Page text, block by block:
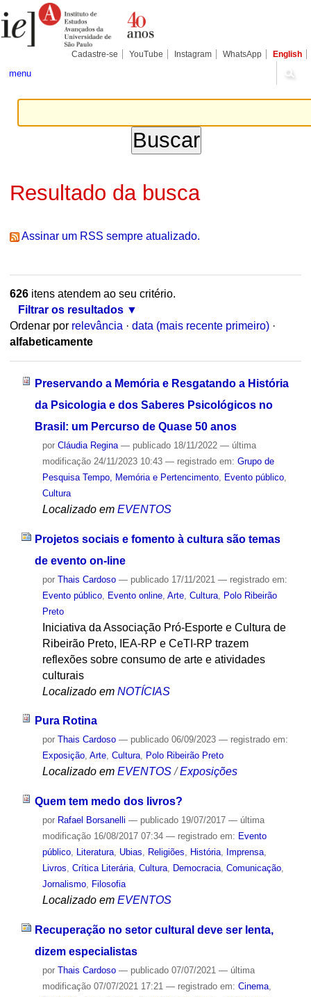
para
conteúdo.
Pessoais
Cadastre-se YouTube Instagram WhatsApp English
menu
Resultado da busca
Assinar um RSS sempre atualizado.
626itens atendem ao seu critério.
Filtrar os resultados
Ordenar por relevância · data (mais recente primeiro) ·
alfabeticamente
Preservando a Memória e Resgatando a História
da Psicologia e dos Saberes Psicológicos no
Brasil: um Percurso de Quase 50 anos
por Cláudia Regina — publicado18/11/2022 — última
modificação24/11/2023 10:43 — registrado em: Grupo de
Pesquisa Tempo, Memória e Pertencimento, Evento público,
Cultura
Localizado em EVENTOS
Projetos sociais e fomento à cultura são temas
de evento on-line
por Thais Cardoso — publicado17/11/2021 — registrado em:
Evento público, Evento online, Arte, Cultura, Polo Ribeirão
Preto
Iniciativa da Associação Pró-Esporte e Cultura de
Ribeirão Preto, IEA-RP e CeTI-RP trazem
reflexões sobre consumo de arte e atividades
culturais
Localizado em NOTÍCIAS
Pura Rotina
por Thais Cardoso — publicado06/09/2023 — registrado em:
Exposição, Arte, Cultura, Polo Ribeirão Preto
Localizado em EVENTOS /Exposições
Quem tem medo dos livros?
por Rafael Borsanelli — publicado19/07/2017 — última
modificação16/08/2017 07:34 — registrado em: Evento
público, Literatura, Ubias, Religiões, História, Imprensa,
Livros, Crítica Literária, Cultura, Democracia, Comunicação,
Jornalismo, Filosofia
Localizado em EVENTOS
Recuperação no setor cultural deve ser lenta,
dizem especialistas
por Thais Cardoso — publicado07/07/2021 — última
modificação07/07/2021 17:21 — registrado em: Cinema,